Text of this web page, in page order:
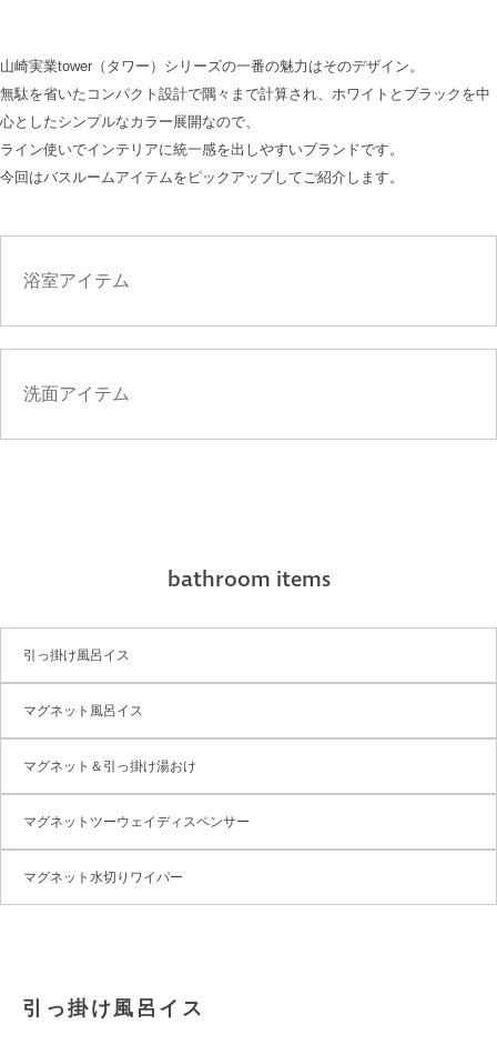
山崎実業tower（タワー）シリーズの一番の魅力はそのデザイン。
無駄を省いたコンパクト設計で隅々まで計算され、ホワイトとブラックを中
心としたシンプルなカラー展開なので、
ライン使いでインテリアに統一感を出しやすいブランドです。
今回はバスルームアイテムをピックアップしてご紹介します。
浴室アイテム
洗面アイテム
bathroom items
引っ掛け風呂イス
マグネット風呂イス
マグネット＆引っ掛け湯おけ
マグネットツーウェイディスペンサー
マグネット水切りワイパー
引っ掛け風呂イス